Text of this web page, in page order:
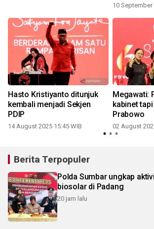
10 September
Hasto Kristiyanto ditunjuk
kembali menjadi Sekjen
PDIP
14 August 2025 15:45 WIB
Megawati:
kabinet
Prabowo
02 August
Berita Terpopuler
Polda Sumbar ungkap
biosolar di Padang
20 jam lalu